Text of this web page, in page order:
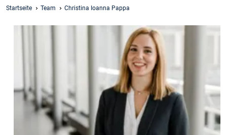
Startseite Team Christina Ioanna Pappa
Büro:
Technische
Universität München
Marsstraße 20–22
(Rückgebäude)